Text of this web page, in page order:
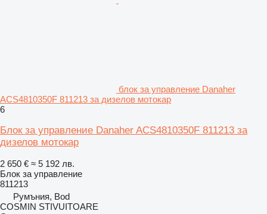
блок за управление Danaher
ACS4810350F 811213 за дизелов мотокар
6
Блок за управление Danaher ACS4810350F 811213 за
дизелов мотокар
2 650 € ≈ 5 192 лв.
Блок за управление
811213
Румъния, Bod
COSMIN STIVUITOARE